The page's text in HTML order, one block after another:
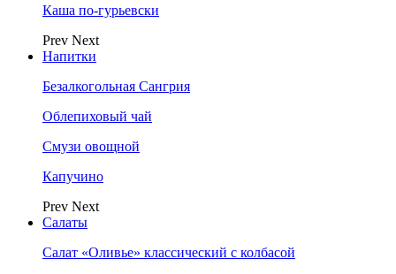
Каша по-гурьевски
Prev Next
Напитки
Безалкогольная Сангрия
Облепиховый чай
Смузи овощной
Капучино
Prev Next
Салаты
Салат «Оливье» классический с колбасой